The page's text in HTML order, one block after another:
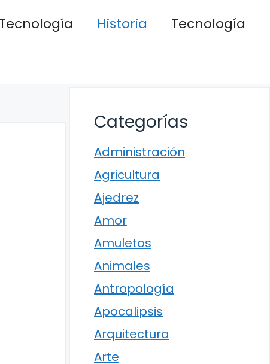
Tecnología Historia
Tecnología
Categorías
Administración
Agricultura
Ajedrez
Amor
Amuletos
Animales
Antropología
Apocalipsis
Arquitectura
Arte